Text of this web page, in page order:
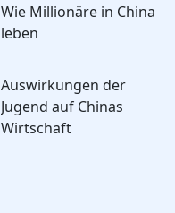
Wie Millionäre in China
leben
Auswirkungen der
Jugend auf Chinas
Wirtschaft